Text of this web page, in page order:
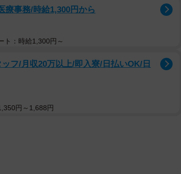
療事務/時給1,300円から
ト：時給1,300円～
フ/月収20万以上/即入寮/日払いOK/日
円～1,688円